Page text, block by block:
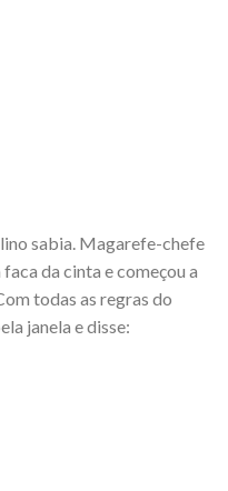
sabia. Magarefe-chefe
da cinta e começou a
todas as regras do
janela e disse: